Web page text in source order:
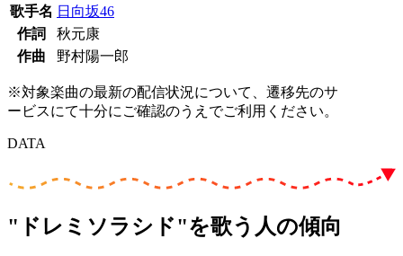
歌手名 日向坂46
作詞
秋元康
作曲
野村陽一郎
※対象楽曲の最新の配信状況について、遷移先のサ
ービスにて十分にご確認のうえでご利用ください。
DATA
"ドレミソラシド"を歌う人の傾向